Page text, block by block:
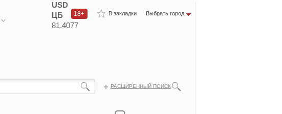
В закладки Выбрать город
18+
USD
ЦБ
81.4077
РАСШИРЕННЫЙ ПОИСК